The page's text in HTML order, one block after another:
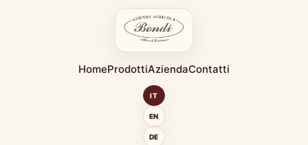
HomeProdottiAziendaContatti
IT
EN
DE